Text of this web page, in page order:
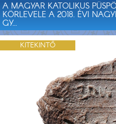
A MAGYAR KATOLIKUS
KÖRLEVELE A 2018. ÉVI
GY...
KITEKINTŐ